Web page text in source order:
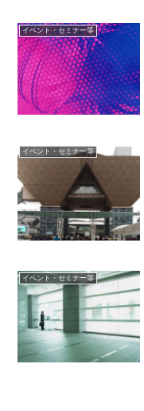
イベント・セミナー等
イベント・セミナー等
イベント・セミナー等